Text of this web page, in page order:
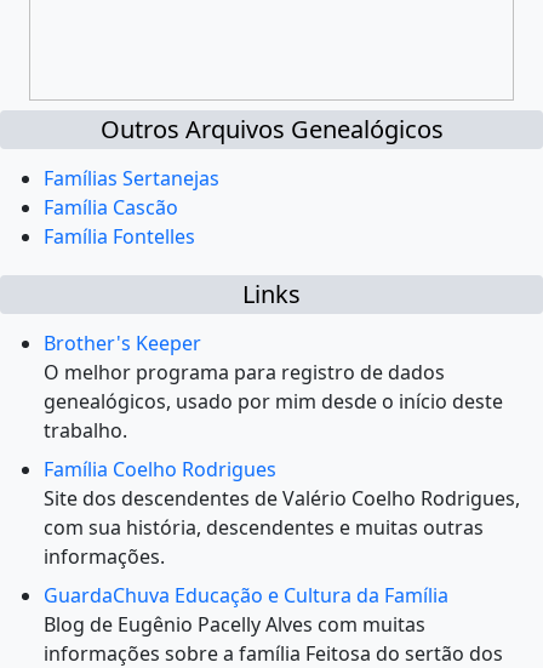
Outros Arquivos Genealógicos
Famílias Sertanejas
Família Cascão
Família Fontelles
Links
Brother's Keeper
O melhor programa para registro de dados
genealógicos, usado por mim desde o início deste
trabalho.
Família Coelho Rodrigues
Site dos descendentes de Valério Coelho Rodrigues,
com sua história, descendentes e muitas outras
informações.
GuardaChuva Educação e Cultura da Família
Blog de Eugênio Pacelly Alves com muitas
informações sobre a família Feitosa do sertão dos